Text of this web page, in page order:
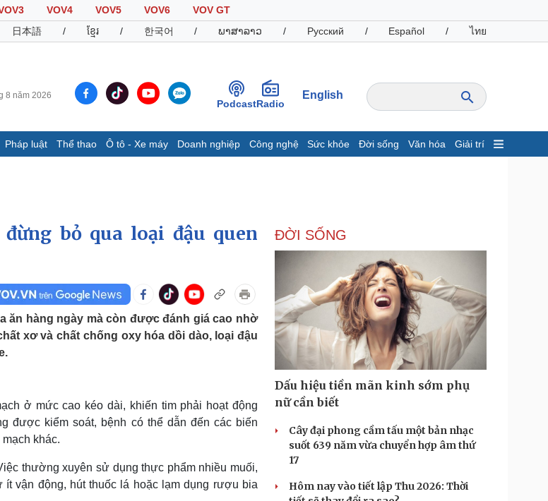
VOV4 VOV5 VOV6
VOV GT
日本語 / ខ្មែរ / 한국어 / ພາສາລາວ / Русский / Español / ไทย
8 năm 2026
PodcastRadio
English
Pháp luật Thể thao Ô tô - Xe máy Doanh nghiệp Công nghệ Sức khỏe Đời sống Văn hóa Giải trí
Infographic
Giá cà phê
đá
Ô tô - Xe máy
Xe máy
Tư vấn
Doanh nghiệp
Thông tin doanh nghiệp
Doanh nghiệp 24h
Doanh nhân
Vì cộng đồng
Công nghệ
Sành điệu
Tin Công nghệ
Trải nghiệm
Chuyển đổi số
ảnh
Nghệ sĩ
Thời trang
Tư vấn
Săn Tour
Podcast
Đọc truyện đêm khuya
Cửa sổ tình yêu
bỏ qua loại đậu quen
ăn hàng ngày mà còn được đánh giá cao nhờ
xơ và chất chống oxy hóa dồi dào, loại đậu
ở mức cao kéo dài, khiến tim phải hoạt động
được kiểm soát, bệnh có thể dẫn đến các biến
khác.
thường xuyên sử dụng thực phẩm nhiều muối,
vận động, hút thuốc lá hoặc lạm dụng rượu bia
ĐỜI SỐNG
Dấu hiệu tiền mãn kinh sớm phụ
nữ cần biết
Cây đại phong cầm tấu một bản nhạc
suốt 639 năm vừa chuyển hợp âm thứ
17
Hôm nay vào tiết lập Thu 2026: Thời